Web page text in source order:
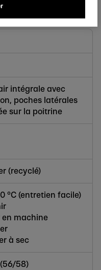
intégrale avec
poches latérales
sur la poitrine
(recyclé)
°C (entretien facile)
en machine
à sec
58)